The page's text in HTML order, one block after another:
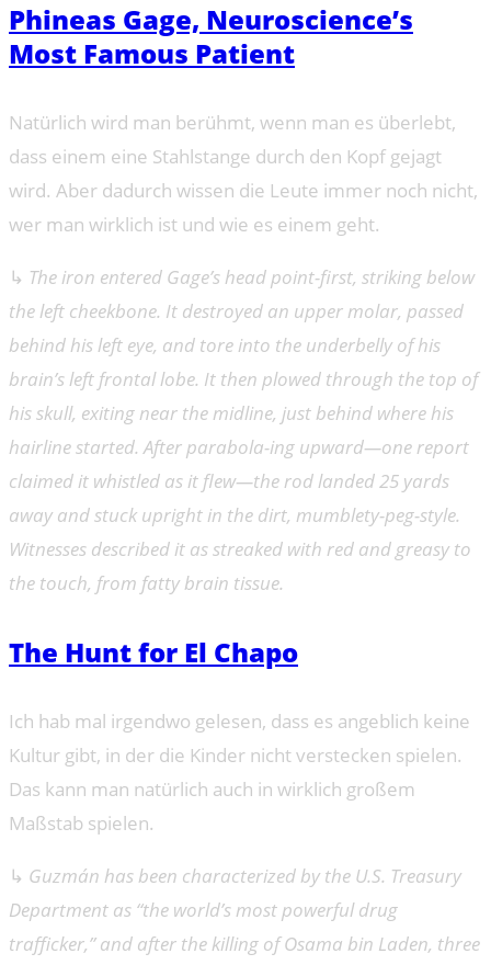
Phineas Gage, Neuroscience’s
Most Famous Patient
Natürlich wird man berühmt, wenn man es überlebt,
dass einem eine Stahlstange durch den Kopf gejagt
wird. Aber dadurch wissen die Leute immer noch nicht,
wer man wirklich ist und wie es einem geht.
↳ The iron entered Gage’s head point-first, striking below
the left cheekbone. It destroyed an upper molar, passed
behind his left eye, and tore into the underbelly of his
brain’s left frontal lobe. It then plowed through the top of
his skull, exiting near the midline, just behind where his
hairline started. After parabola-ing upward—one report
claimed it whistled as it flew—the rod landed 25 yards
away and stuck upright in the dirt, mumblety-peg-style.
Witnesses described it as streaked with red and greasy to
the touch, from fatty brain tissue.
The Hunt for El Chapo
Ich hab mal irgendwo gelesen, dass es angeblich keine
Kultur gibt, in der die Kinder nicht verstecken spielen.
Das kann man natürlich auch in wirklich großem
Maßstab spielen.
↳ Guzmán has been characterized by the U.S. Treasury
Department as “the world’s most powerful drug
trafficker,” and after the killing of Osama bin Laden, three